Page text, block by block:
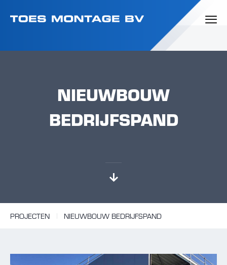
NIEUWBOUW
BEDRIJFSPAND
PROJECTEN NIEUWBOUW BEDRIJFSPAND